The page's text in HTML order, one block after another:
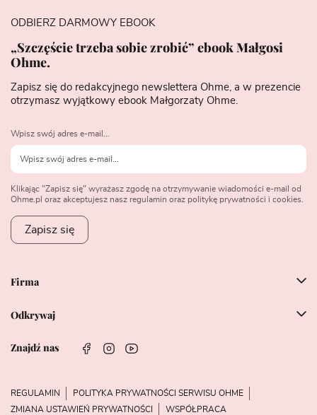
Firma
Odkrywaj
Znajdź nas
ODBIERZ DARMOWY EBOOK
„Szczęście trzeba sobie zrobić” ebook Małgosi
Ohme.
Zapisz się do redakcyjnego newslettera Ohme, a w prezencie
otrzymasz wyjątkowy ebook Małgorzaty Ohme.
Wpisz swój adres e-mail...
Klikając "Zapisz się" wyrażasz zgodę na otrzymywanie wiadomości e-mail od
Ohme.pl oraz akceptujesz nasz regulamin oraz politykę prywatności i cookies.
Zapisz się
REGULAMIN
POLITYKA PRYWATNOŚCI SERWISU OHME
ZMIANA USTAWIEŃ PRYWATNOŚCI
WSPÓŁPRACA